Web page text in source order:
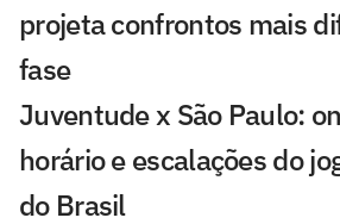
projeta confrontos mais
fase
Juventude x São Paulo:
horário e escalações do
do Brasil